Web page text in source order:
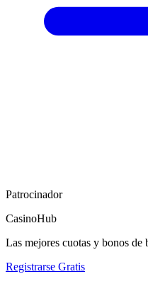
Patrocinador
CasinoHub
Las mejores cuotas y bonos de
Registrarse Gratis